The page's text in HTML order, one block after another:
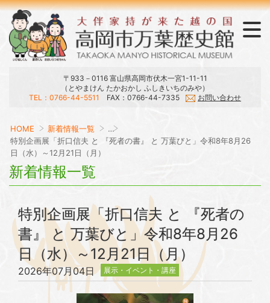
〒933－0116 富山県高岡市伏木一宮1-11-11
（とやまけん たかおかし ふしきいちのみや）
TEL：0766-44-5511
FAX：0766-44-7335 お問い合わせ
展示・庭園・館内マップ
ラウンジ・おみやげ・刊行物
開館日・時間・観覧料
HOME 新着情報一覧
…
特別企画展「折口信夫 と 『死者の書』 と 万葉びと」令和8年8月26
日（水）～12月21日（月）
新着情報一覧
特別企画展「折口信夫 と 『死者の
書』 と 万葉びと」令和8年8月26
日（水）～12月21日（月）
2026年07月04日 展示・イベント・講座